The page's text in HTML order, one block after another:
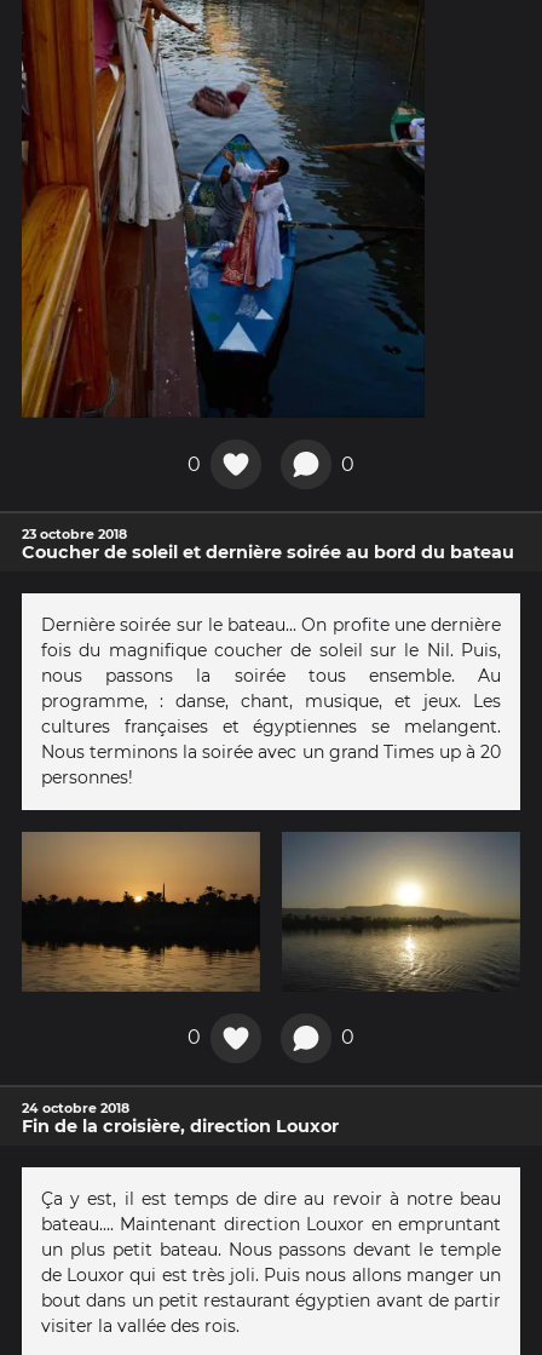
0 0
23 octobre 2018
Coucher de soleil et dernière soirée au bord du bateau
Dernière soirée sur le bateau... On profite une dernière
fois du magnifique coucher de soleil sur le Nil. Puis,
nous passons la soirée tous ensemble. Au
programme, : danse, chant, musique, et jeux. Les
cultures françaises et égyptiennes se melangent.
Nous terminons la soirée avec un grand Times up à 20
personnes!
0 0
24 octobre 2018
Fin de la croisière, direction Louxor
Ça y est, il est temps de dire au revoir à notre beau
bateau.... Maintenant direction Louxor en empruntant
un plus petit bateau. Nous passons devant le temple
de Louxor qui est très joli. Puis nous allons manger un
bout dans un petit restaurant égyptien avant de partir
visiter la vallée des rois.